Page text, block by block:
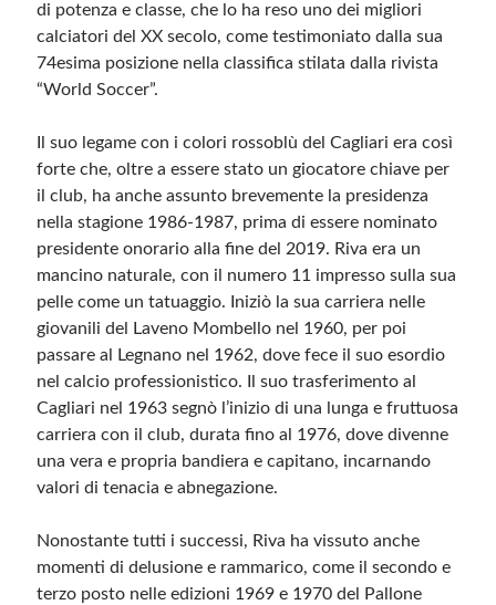
di potenza e classe, che lo ha reso uno dei migliori
calciatori del XX secolo, come testimoniato dalla sua
74esima posizione nella classifica stilata dalla rivista
“World Soccer”.
Il suo legame con i colori rossoblù del Cagliari era così
forte che, oltre a essere stato un giocatore chiave per
il club, ha anche assunto brevemente la presidenza
nella stagione 1986-1987, prima di essere nominato
presidente onorario alla fine del 2019. Riva era un
mancino naturale, con il numero 11 impresso sulla sua
pelle come un tatuaggio. Iniziò la sua carriera nelle
giovanili del Laveno Mombello nel 1960, per poi
passare al Legnano nel 1962, dove fece il suo esordio
nel calcio professionistico. Il suo trasferimento al
Cagliari nel 1963 segnò l’inizio di una lunga e fruttuosa
carriera con il club, durata fino al 1976, dove divenne
una vera e propria bandiera e capitano, incarnando
valori di tenacia e abnegazione.
Nonostante tutti i successi, Riva ha vissuto anche
momenti di delusione e rammarico, come il secondo e
terzo posto nelle edizioni 1969 e 1970 del Pallone